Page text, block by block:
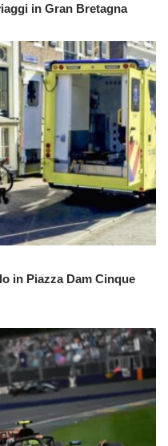
in Gran Bretagna
in Piazza Dam Cinque